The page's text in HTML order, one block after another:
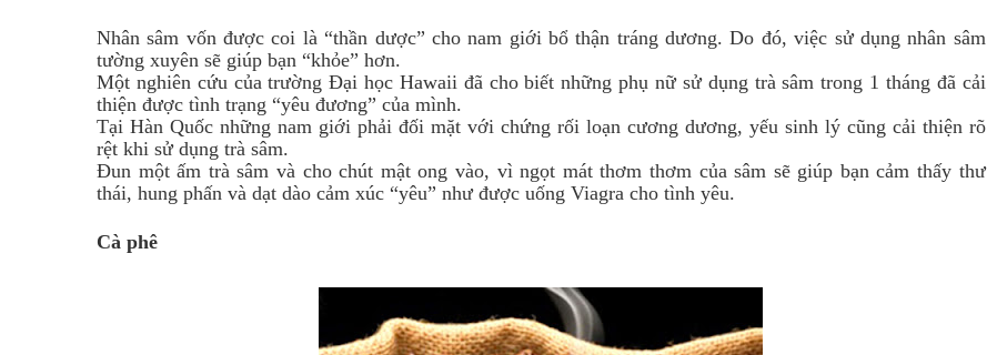
Nhân sâm vốn được coi là “thần dược” cho nam giới bổ thận tráng dương. Do đó, việc sử dụng nhân sâm
tường xuyên sẽ giúp bạn “khỏe” hơn.
Một nghiên cứu của trường Đại học Hawaii đã cho biết những phụ nữ sử dụng trà sâm trong 1 tháng đã cải
thiện được tình trạng “yêu đương” của mình.
Tại Hàn Quốc những nam giới phải đối mặt với chứng rối loạn cương dương, yếu sinh lý cũng cải thiện rõ
rệt khi sử dụng trà sâm.
Đun một ấm trà sâm và cho chút mật ong vào, vì ngọt mát thơm thơm của sâm sẽ giúp bạn cảm thấy thư
thái, hung phấn và dạt dào cảm xúc “yêu” như được uống Viagra cho tình yêu.
Cà phê